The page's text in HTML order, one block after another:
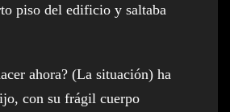
piso del edificio y saltaba
ahora? (La situación) ha
con su frágil cuerpo